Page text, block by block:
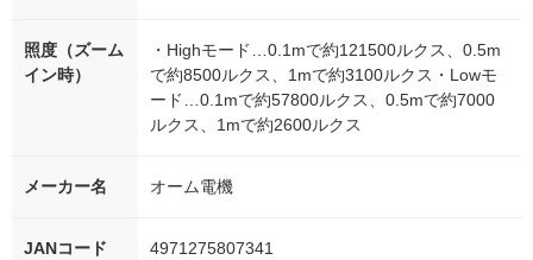
照度（ズーム
イン時）
・Highモード…0.1mで約121500ルクス、0.5m
で約8500ルクス、1mで約3100ルクス・Lowモ
ード…0.1mで約57800ルクス、0.5mで約7000
ルクス、1mで約2600ルクス
メーカー名 オーム電機
JANコード 4971275807341